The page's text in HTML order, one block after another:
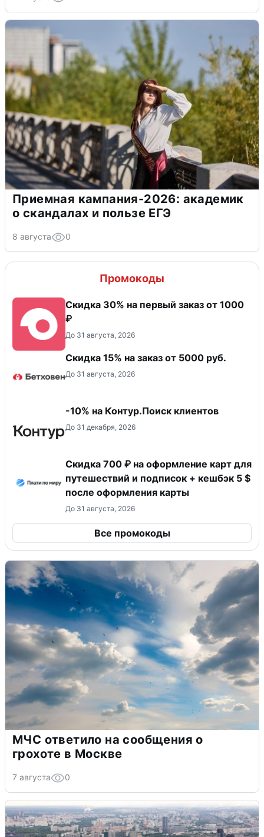
Приемная кампания-2026: академик
о скандалах и пользе ЕГЭ
8 августа 0
Промокоды
Скидка 30% на первый заказ от 1000
₽
До 31 августа, 2026
Скидка 15% на заказ от 5000 руб.
До 31 августа, 2026
-10% на Контур.Поиск клиентов
До 31 декабря, 2026
Скидка 700 ₽ на оформление карт для
путешествий и подписок + кешбэк 5 $
после оформления карты
До 31 августа, 2026
Все промокоды
МЧС ответило на сообщения о
грохоте в Москве
7 августа 0